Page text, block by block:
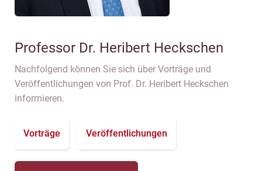
Professor Dr. Heribert Heckschen
Nachfolgend können Sie sich über Vorträge und
Veröffentlichungen von Prof. Dr. Heribert Heckschen
informieren.
Vorträge Veröffentlichungen